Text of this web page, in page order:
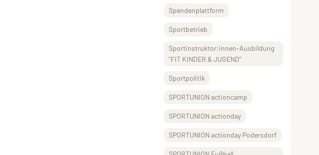
Spendenplattform
Sportbetrieb
Sportinstruktor:innen-Ausbildung
"FIT KINDER & JUGEND"
Sportpolitik
SPORTUNION actioncamp
SPORTUNION actionday
SPORTUNION actionday Podersdorf